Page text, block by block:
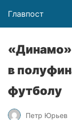
Главпост
в
футболу
Петр Юрьев